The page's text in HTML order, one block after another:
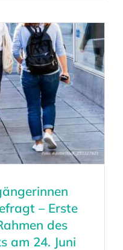
– Erste
des
am 24. Juni